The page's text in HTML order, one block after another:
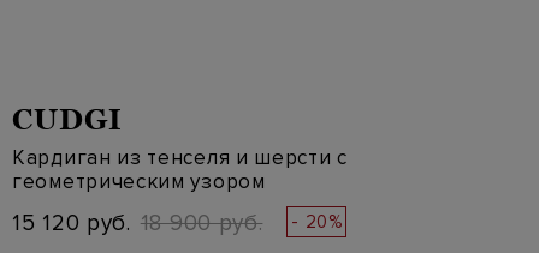
CUDGI
Кардиган из тенселя и шерсти с
геометрическим узором
15 120 руб. 18 900 руб. - 20%